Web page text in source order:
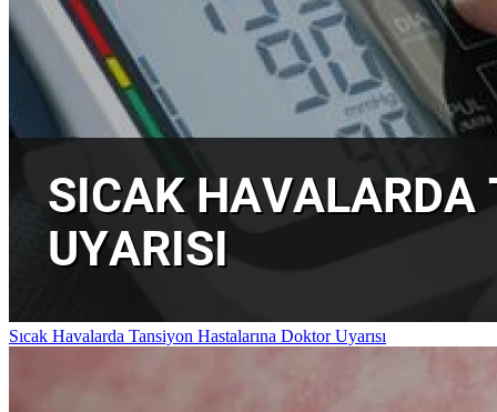
Sıcak Havalarda Tansiyon Hastalarına Doktor Uyarısı